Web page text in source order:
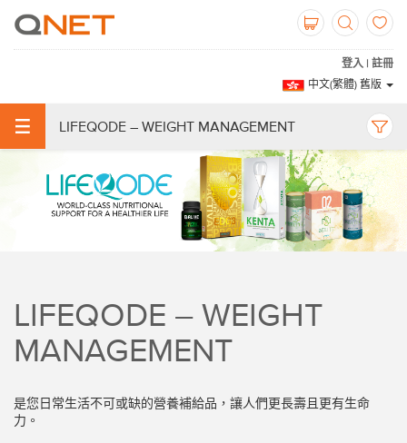
登入 | 註冊
中文(繁體) 舊版
LIFEQODE – WEIGHT MANAGEMENT
LIFEQODE – WEIGHT
MANAGEMENT
是您日常生活不可或缺的營養補給品，讓人們更長壽且更有生命
力。